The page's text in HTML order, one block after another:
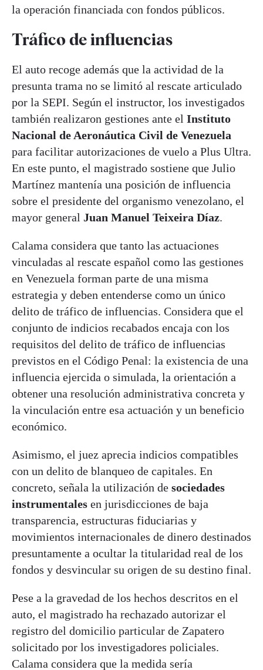
la operación financiada con fondos públicos.
Tráfico de influencias
El auto recoge además que la actividad de la
presunta trama no se limitó al rescate articulado
por la SEPI. Según el instructor, los investigados
también realizaron gestiones ante el Instituto
Nacional de Aeronáutica Civil de Venezuela
para facilitar autorizaciones de vuelo a Plus Ultra.
En este punto, el magistrado sostiene que Julio
Martínez mantenía una posición de influencia
sobre el presidente del organismo venezolano, el
mayor general Juan Manuel Teixeira Díaz.
Calama considera que tanto las actuaciones
vinculadas al rescate español como las gestiones
en Venezuela forman parte de una misma
estrategia y deben entenderse como un único
delito de tráfico de influencias. Considera que el
conjunto de indicios recabados encaja con los
requisitos del delito de tráfico de influencias
previstos en el Código Penal: la existencia de una
influencia ejercida o simulada, la orientación a
obtener una resolución administrativa concreta y
la vinculación entre esa actuación y un beneficio
económico.
Asimismo, el juez aprecia indicios compatibles
con un delito de blanqueo de capitales. En
concreto, señala la utilización de sociedades
instrumentales en jurisdicciones de baja
transparencia, estructuras fiduciarias y
movimientos internacionales de dinero destinados
presuntamente a ocultar la titularidad real de los
fondos y desvincular su origen de su destino final.
Pese a la gravedad de los hechos descritos en el
auto, el magistrado ha rechazado autorizar el
registro del domicilio particular de Zapatero
solicitado por los investigadores policiales.
Calama considera que la medida sería